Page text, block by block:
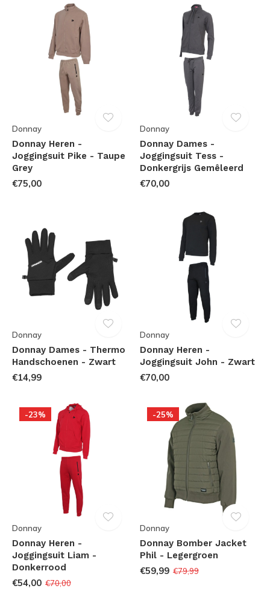
Donnay
Donnay Heren -
Joggingsuit Pike - Taupe
Grey
€75,00
Donnay
Donnay Dames -
Joggingsuit Tess -
Donkergrijs Gemêleerd
€70,00
Donnay
Donnay Dames - Thermo
Handschoenen - Zwart
€14,99
Donnay
Donnay Heren -
Joggingsuit John - Zwart
€70,00
-23%
Donnay
Donnay Heren -
Joggingsuit Liam -
Donkerrood
€54,00 €70,00
-25%
Donnay
Donnay Bomber Jacket
Phil - Legergroen
€59,99 €79,99